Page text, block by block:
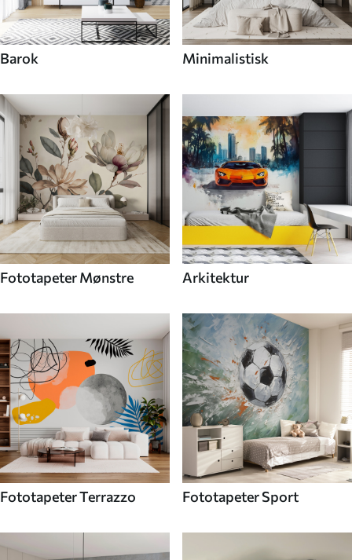
Barok Minimalistisk
Fototapeter Mønstre Arkitektur
Fototapeter Terrazzo Fototapeter Sport